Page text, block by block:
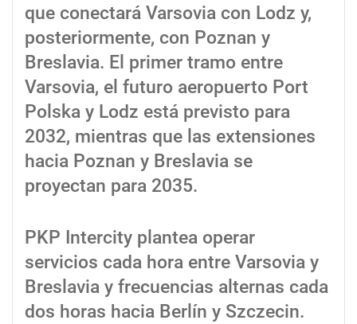
que conectará Varsovia con Lodz y,
posteriormente, con Poznan y
Breslavia. El primer tramo entre
Varsovia, el futuro aeropuerto Port
Polska y Lodz está previsto para
2032, mientras que las extensiones
hacia Poznan y Breslavia se
proyectan para 2035.
PKP Intercity plantea operar
servicios cada hora entre Varsovia y
Breslavia y frecuencias alternas cada
dos horas hacia Berlín y Szczecin.